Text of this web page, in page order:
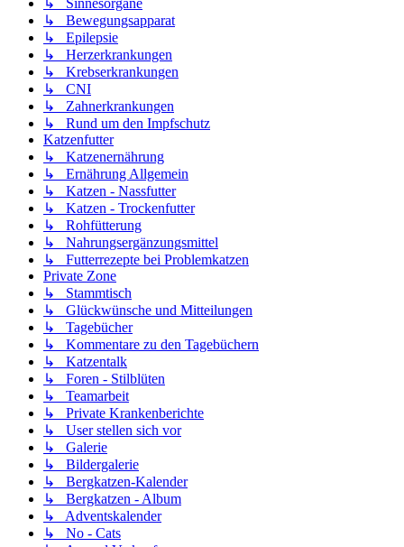
↳ Sinnesorgane
↳ Bewegungsapparat
↳ Epilepsie
↳ Herzerkrankungen
↳ Krebserkrankungen
↳ CNI
↳ Zahnerkrankungen
↳ Rund um den Impfschutz
Katzenfutter
↳ Katzenernährung
↳ Ernährung Allgemein
↳ Katzen - Nassfutter
↳ Katzen - Trockenfutter
↳ Rohfütterung
↳ Nahrungsergänzungsmittel
↳ Futterrezepte bei Problemkatzen
Private Zone
↳ Stammtisch
↳ Glückwünsche und Mitteilungen
↳ Tagebücher
↳ Kommentare zu den Tagebüchern
↳ Katzentalk
↳ Foren - Stilblüten
↳ Teamarbeit
↳ Private Krankenberichte
↳ User stellen sich vor
↳ Galerie
↳ Bildergalerie
↳ Bergkatzen-Kalender
↳ Bergkatzen - Album
↳ Adventskalender
↳ No - Cats